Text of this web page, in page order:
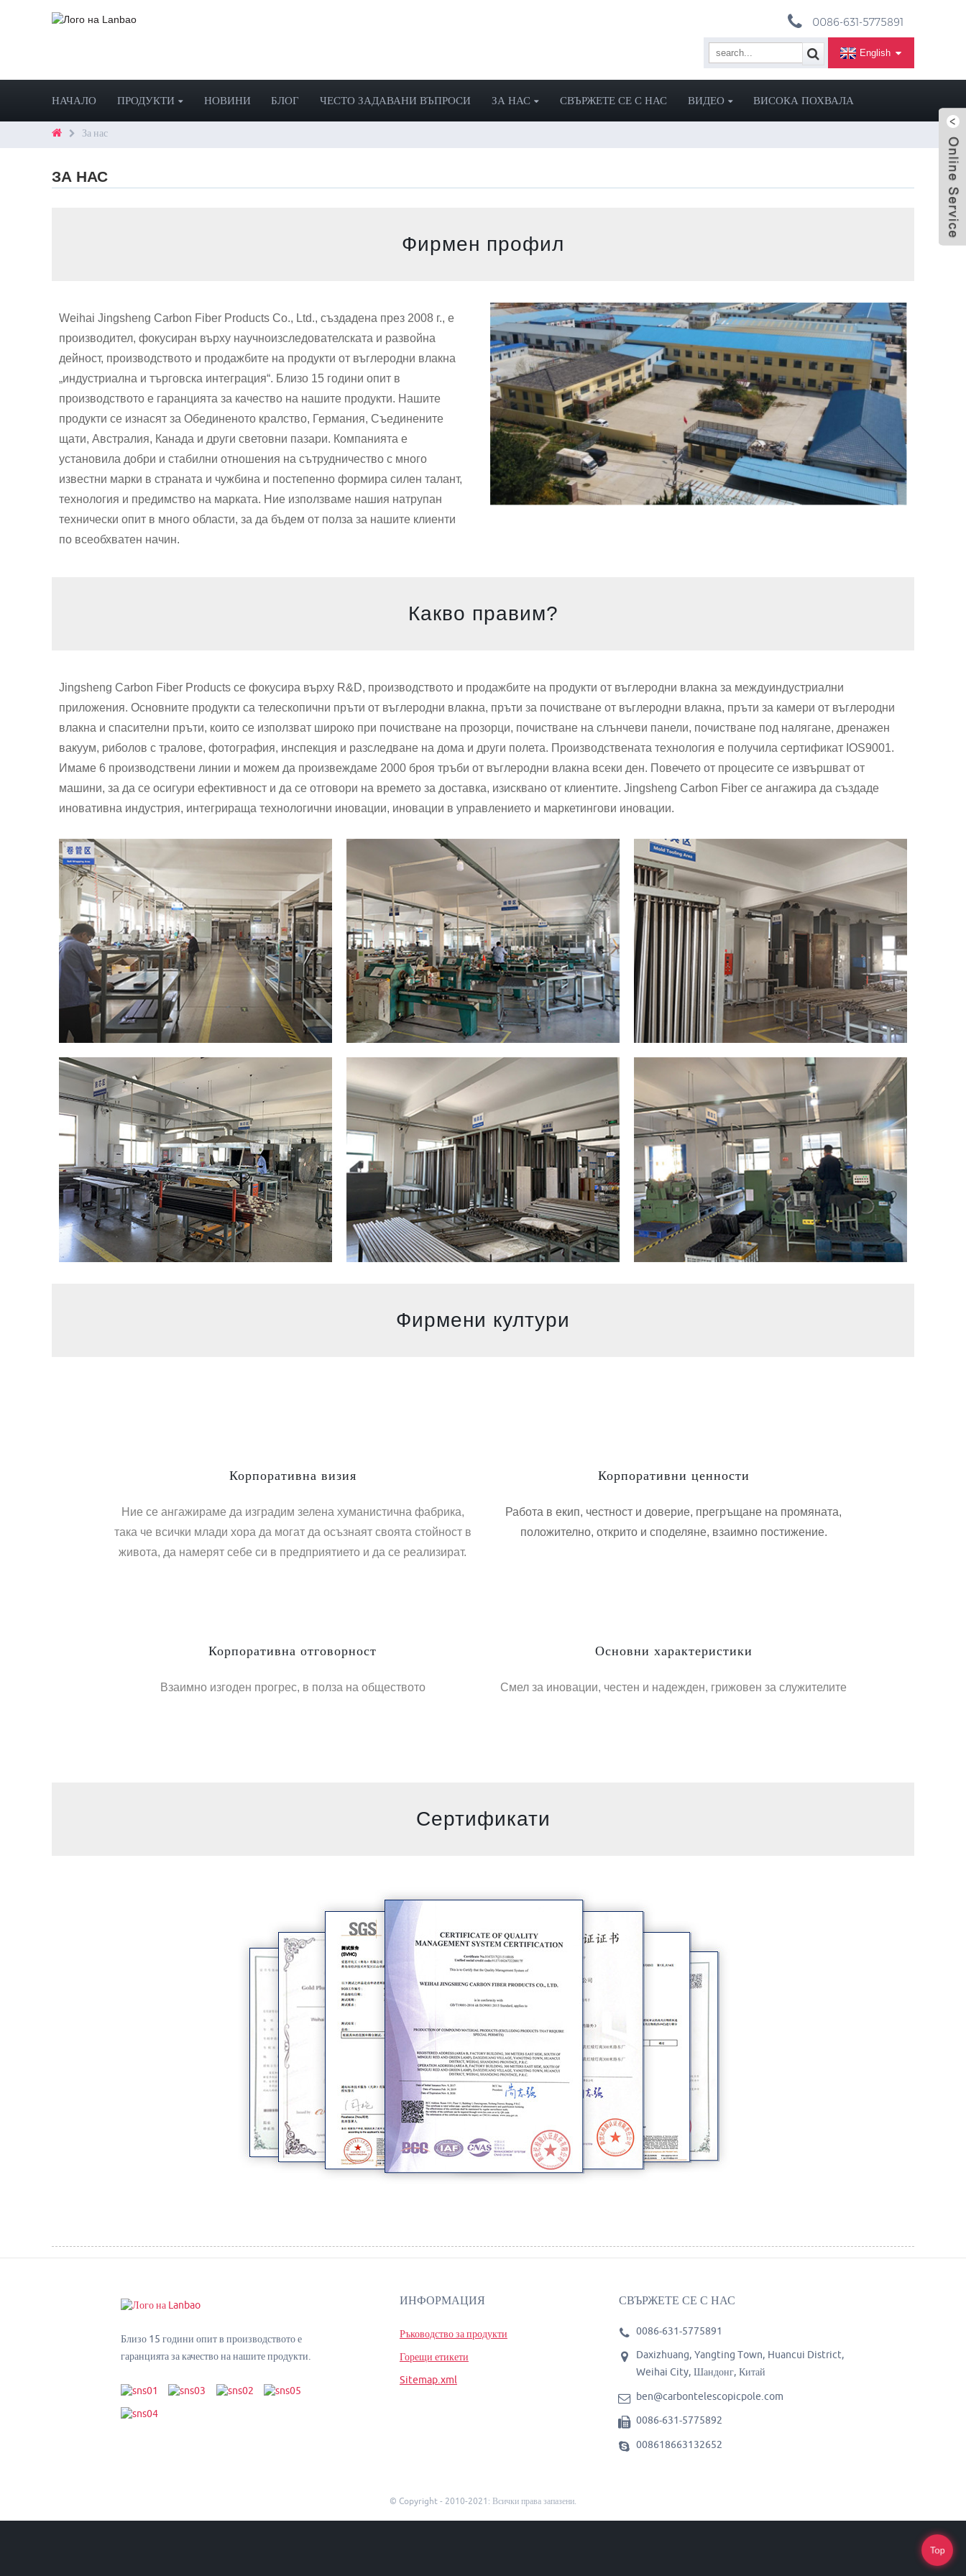
0086-631-5775891
English
НАЧАЛО ПРОДУКТИ НОВИНИ БЛОГ ЧЕСТО ЗАДАВАНИ ВЪПРОСИ ЗА НАС СВЪРЖЕТЕ СЕ С НАС ВИДЕО ВИСОКА ПОХВАЛА
За нас
ЗА НАС
Фирмен профил
Weihai Jingsheng Carbon Fiber Products Co., Ltd., създадена през 2008 г., е
производител, фокусиран върху научноизследователската и развойна
дейност, производството и продажбите на продукти от въглеродни влакна
„индустриална и търговска интеграция“. Близо 15 години опит в
производството е гаранцията за качество на нашите продукти. Нашите
продукти се изнасят за Обединеното кралство, Германия, Съединените
щати, Австралия, Канада и други световни пазари. Компанията е
установила добри и стабилни отношения на сътрудничество с много
известни марки в страната и чужбина и постепенно формира силен талант,
технология и предимство на марката. Ние използваме нашия натрупан
технически опит в много области, за да бъдем от полза за нашите клиенти
по всеобхватен начин.
Какво правим?
Jingsheng Carbon Fiber Products се фокусира върху R&D, производството и продажбите на продукти от въглеродни влакна за междуиндустриални
приложения. Основните продукти са телескопични пръти от въглеродни влакна, пръти за почистване от въглеродни влакна, пръти за камери от въглеродни
влакна и спасителни пръти, които се използват широко при почистване на прозорци, почистване на слънчеви панели, почистване под налягане, дренажен
вакуум, риболов с тралове, фотография, инспекция и разследване на дома и други полета. Производствената технология е получила сертификат IOS9001.
Имаме 6 производствени линии и можем да произвеждаме 2000 броя тръби от въглеродни влакна всеки ден. Повечето от процесите се извършват от
машини, за да се осигури ефективност и да се отговори на времето за доставка, изисквано от клиентите. Jingsheng Carbon Fiber се ангажира да създаде
иновативна индустрия, интегрираща технологични иновации, иновации в управлението и маркетингови иновации.
Фирмени култури
Корпоративна визия
Ние се ангажираме да изградим зелена хуманистична фабрика,
така че всички млади хора да могат да осъзнаят своята стойност в
живота, да намерят себе си в предприятието и да се реализират.
Корпоративни ценности
Работа в екип, честност и доверие, прегръщане на промяната,
положително, открито и споделяне, взаимно постижение.
Корпоративна отговорност
Взаимно изгоден прогрес, в полза на обществото
Основни характеристики
Смел за иновации, честен и надежден, грижовен за служителите
Сертификати
Близо 15 години опит в производството е
гаранцията за качество на нашите продукти.
ИНФОРМАЦИЯ
Ръководство за продукти
Горещи етикети
Sitemap.xml
СВЪРЖЕТЕ СЕ С НАС
0086-631-5775891
Daxizhuang, Yangting Town, Huancui District,
Weihai City, Шандонг, Китай
ben@carbontelescopicpole.com
0086-631-5775892
008618663132652
© Copyright - 2010-2021: Всички права запазени.
Top